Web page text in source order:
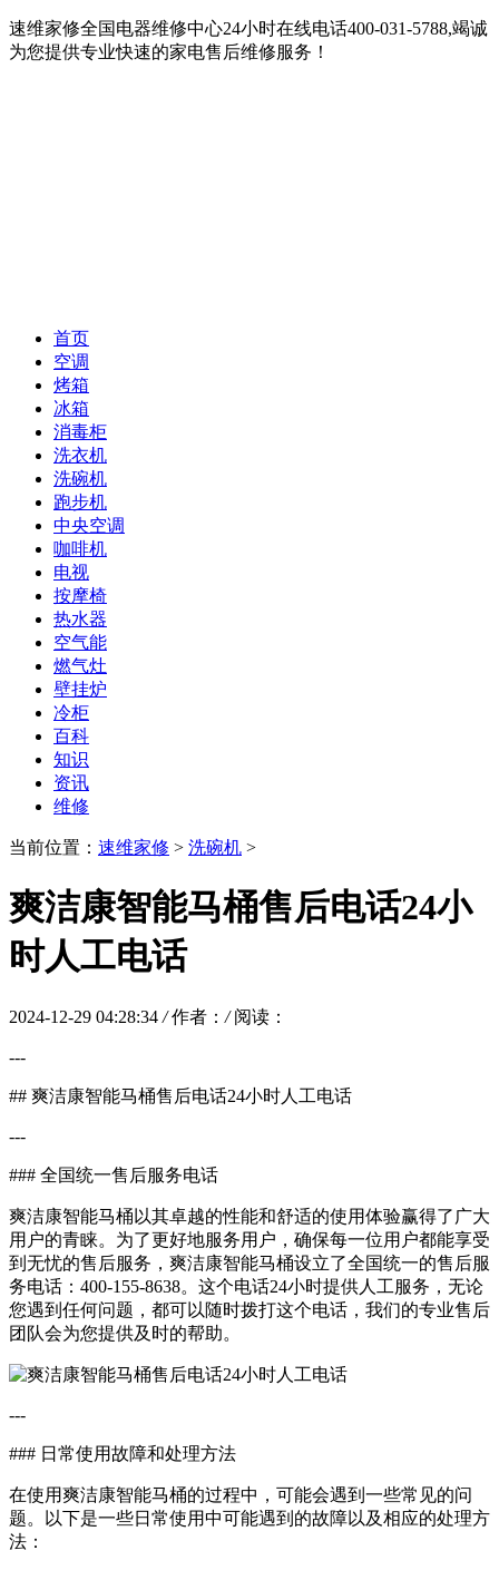
速维家修全国电器维修中心24小时在线电话400-031-5788,竭诚
为您提供专业快速的家电售后维修服务！
首页
空调
烤箱
冰箱
消毒柜
洗衣机
洗碗机
跑步机
中央空调
咖啡机
电视
按摩椅
热水器
空气能
燃气灶
壁挂炉
冷柜
百科
知识
资讯
维修
当前位置： 速维家修 > 洗碗机 >
爽洁康智能马桶售后电话24小
时人工电话
2024-12-29 04:28:34 / 作者： / 阅读：
---
## 爽洁康智能马桶售后电话24小时人工电话
---
### 全国统一售后服务电话
爽洁康智能马桶以其卓越的性能和舒适的使用体验赢得了广大
用户的青睐。为了更好地服务用户，确保每一位用户都能享受
到无忧的售后服务，爽洁康智能马桶设立了全国统一的售后服
务电话：400-155-8638。这个电话24小时提供人工服务，无论
您遇到任何问题，都可以随时拨打这个电话，我们的专业售后
团队会为您提供及时的帮助。
---
### 日常使用故障和处理方法
在使用爽洁康智能马桶的过程中，可能会遇到一些常见的问
题。以下是一些日常使用中可能遇到的故障以及相应的处理方
法：